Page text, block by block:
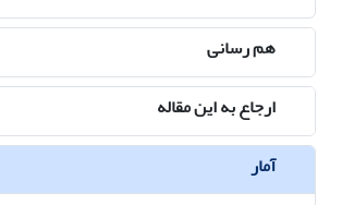
هم رسانی
ارجاع به این مقاله
آمار